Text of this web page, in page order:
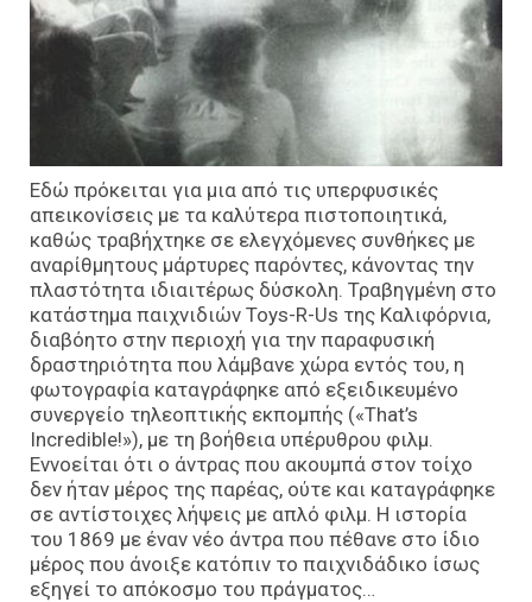
Εδώ πρόκειται για μια από τις υπερφυσικές
απεικονίσεις με τα καλύτερα πιστοποιητικά,
καθώς τραβήχτηκε σε ελεγχόμενες συνθήκες με
αναρίθμητους μάρτυρες παρόντες, κάνοντας την
πλαστότητα ιδιαιτέρως δύσκολη. Τραβηγμένη στο
κατάστημα παιχνιδιών Toys-R-Us της Καλιφόρνια,
διαβόητο στην περιοχή για την παραφυσική
δραστηριότητα που λάμβανε χώρα εντός του, η
φωτογραφία καταγράφηκε από εξειδικευμένο
συνεργείο τηλεοπτικής εκπομπής («That’s
Incredible!»), με τη βοήθεια υπέρυθρου φιλμ.
Εννοείται ότι ο άντρας που ακουμπά στον τοίχο
δεν ήταν μέρος της παρέας, ούτε και καταγράφηκε
σε αντίστοιχες λήψεις με απλό φιλμ. Η ιστορία
του 1869 με έναν νέο άντρα που πέθανε στο ίδιο
μέρος που άνοιξε κατόπιν το παιχνιδάδικο ίσως
εξηγεί το απόκοσμο του πράγματος…